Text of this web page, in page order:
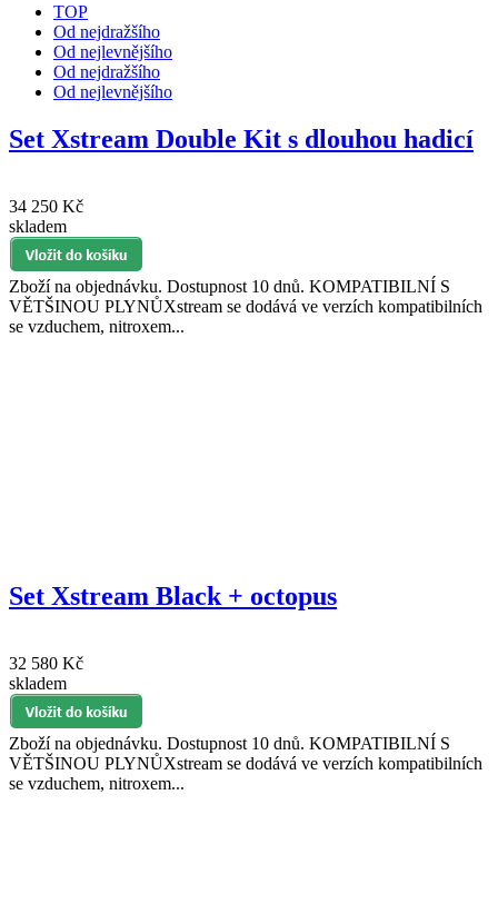
TOP
Od nejdražšího
Od nejlevnějšího
Od nejdražšího
Od nejlevnějšího
Set Xstream Double Kit s dlouhou hadicí
34 250 Kč
skladem
Zboží na objednávku. Dostupnost 10 dnů. KOMPATIBILNÍ S
VĚTŠINOU PLYNŮXstream se dodává ve verzích kompatibilních
se vzduchem, nitroxem...
Set Xstream Black + octopus
32 580 Kč
skladem
Zboží na objednávku. Dostupnost 10 dnů. KOMPATIBILNÍ S
VĚTŠINOU PLYNŮXstream se dodává ve verzích kompatibilních
se vzduchem, nitroxem...